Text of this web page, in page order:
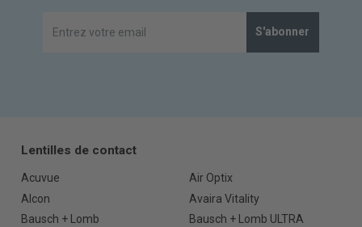
S'abonner
Lentilles de contact
Acuvue
Air Optix
Alcon
Avaira Vitality
Bausch + Lomb
Bausch + Lomb ULTRA